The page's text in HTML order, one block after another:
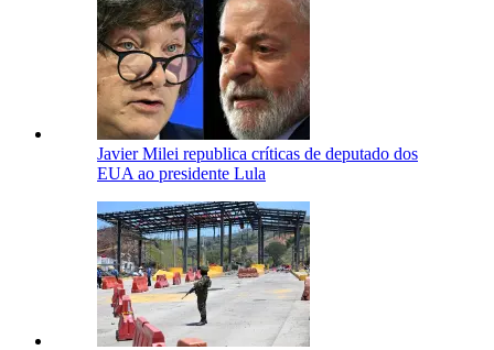
Javier Milei republica críticas de deputado dos
EUA ao presidente Lula